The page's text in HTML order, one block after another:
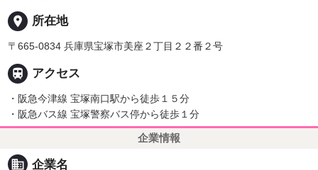
place 所在地
〒665-0834 兵庫県宝塚市美座２丁目２２番２号
 アクセス
・阪急今津線 宝塚南口駅から徒歩１５分
・阪急バス線 宝塚警察バス停から徒歩１分
企業情報
business 企業名